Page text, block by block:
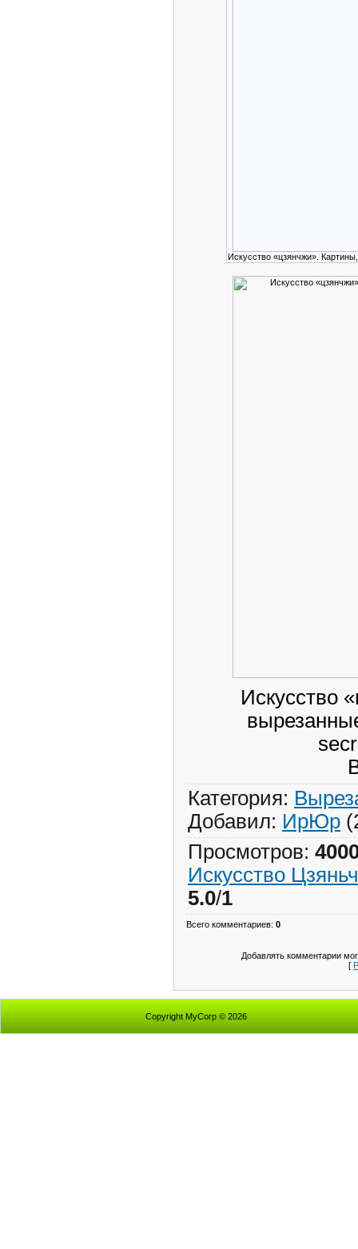
Искусство «цзянчжи».
Искусство
Категория:
Добавил: ИрЮр
Просмотров:
Искусство
5.0/1
Всего комментариев: 0
Добавлять комментарии
[
Copyright MyCorp © 2026